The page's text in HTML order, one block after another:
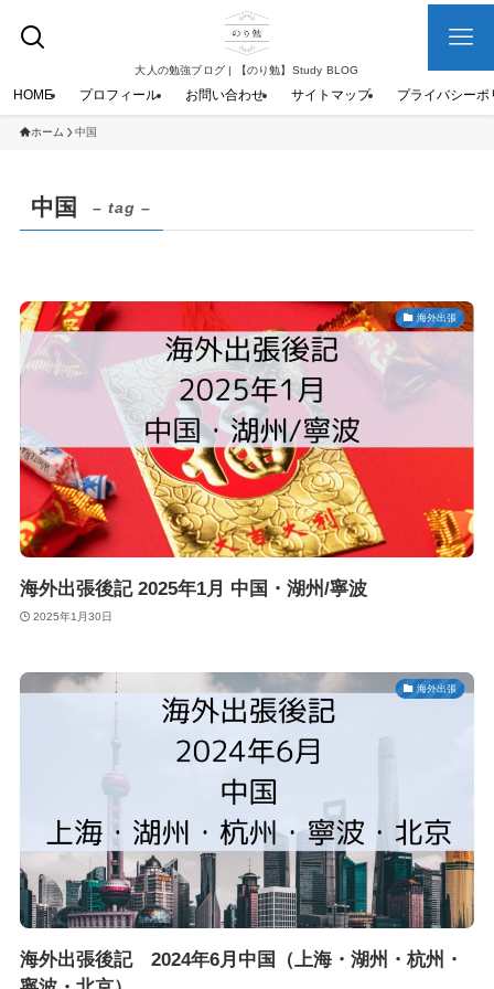
大人の勉強ブログ | 【のり勉】Study BLOG
HOME プロフィール お問い合わせ サイトマップ プライバシーポ
ホーム 中国
中国 – tag –
海外出張
海外出張後記 2025年1月 中国・湖州/寧波
2025年1月30日
海外出張
海外出張後記 2024年6月中国（上海・湖州・杭州・